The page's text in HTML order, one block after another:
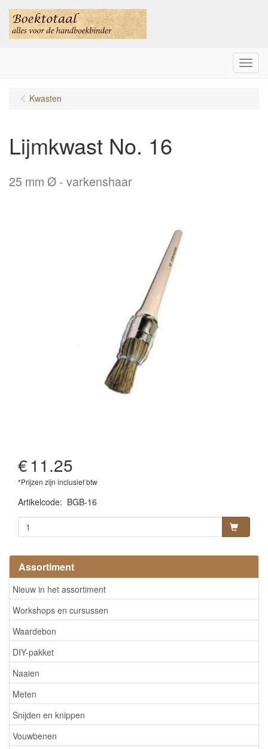
Menu
Assortiment
Nieuw in het assortiment
Workshops en cursussen
Waardebon
DIY-pakket
Naaien
Meten
Snijden en knippen
Vouwbenen
Kwasten
Lijmkwast No. 16
25 mm Ø - varkenshaar
€11.25
*Prijzen zijn inclusief btw
Artikelcode: BGB-16